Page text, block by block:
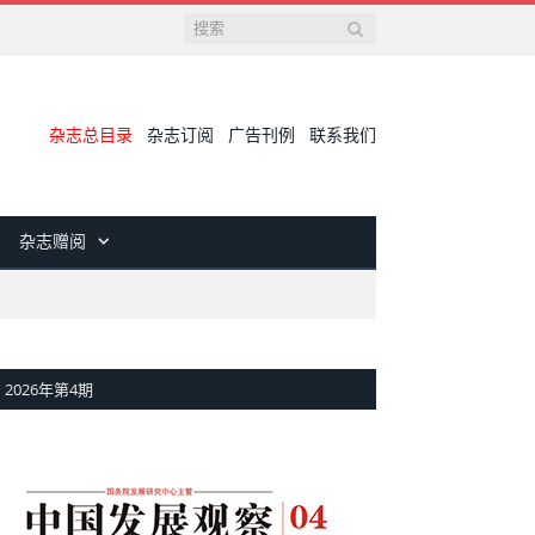
杂志总目录 杂志订阅 广告刊例 联系我们
杂志赠阅
2026年第4期